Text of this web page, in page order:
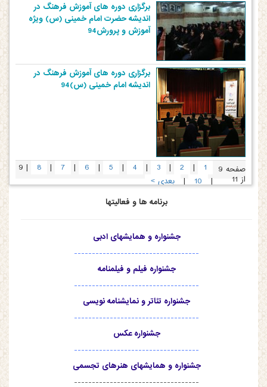
برگزاری دوره های آموزش فرهنگ در
اندیشه حضرت امام خمینی (س) ویژه
آموزش و پرورش94
برگزاری دوره های آموزش فرهنگ در
اندیشه امام خمینی (س)94
صفحه 9
از 11
1
|
2
|
3
|
4
|
5
|
6
|
7
|
8
|
9
|
10
| بعدی >
برنامه ها و فعالیتها
جشنواره و همایشهای ادبی
-----------------------------------
جشنواره فیلم و فیلمنامه
-----------------------------------
جشنواره تئاتر و نمایشنامه نویسی
-----------------------------------
جشنواره عکس
-----------------------------------
جشنواره و همایشهای هنرهای تجسمی
-----------------------------------